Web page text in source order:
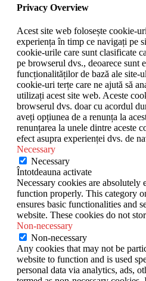
Privacy Overview
Acest site web folosește cookie-
experiența în timp ce navigați pe
cookie-urile care sunt clasificate
pe browserul dvs., deoarece sunt
funcționalităților de bază ale site-
cookie-uri terțe care ne ajută să
utilizați acest site web. Aceste
browserul dvs. doar cu acordul
aveți opțiunea de a renunța la
renunțarea la unele dintre aceste
efect asupra experienței dvs. de
Necessary
Necessary
Întotdeauna activate
Necessary cookies are absolutely
function properly. This category
ensures basic functionalities and
website. These cookies do not
Non-necessary
Non-necessary
Any cookies that may not be
website to function and is used
personal data via analytics, ads,